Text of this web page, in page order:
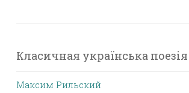
Класичная українська поезія
Максим Рильский